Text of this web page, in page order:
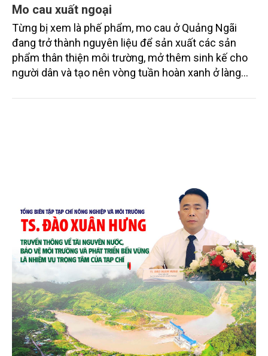
Mo cau xuất ngoại
Từng bị xem là phế phẩm, mo cau ở Quảng Ngãi
đang trở thành nguyên liệu để sản xuất các sản
phẩm thân thiện môi trường, mở thêm sinh kế cho
người dân và tạo nên vòng tuần hoàn xanh ở làng
chén, dĩa... từ mo cau đã được thị trường trong nước